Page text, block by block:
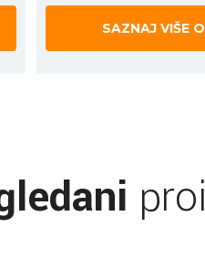
SAZNAJ VIŠE